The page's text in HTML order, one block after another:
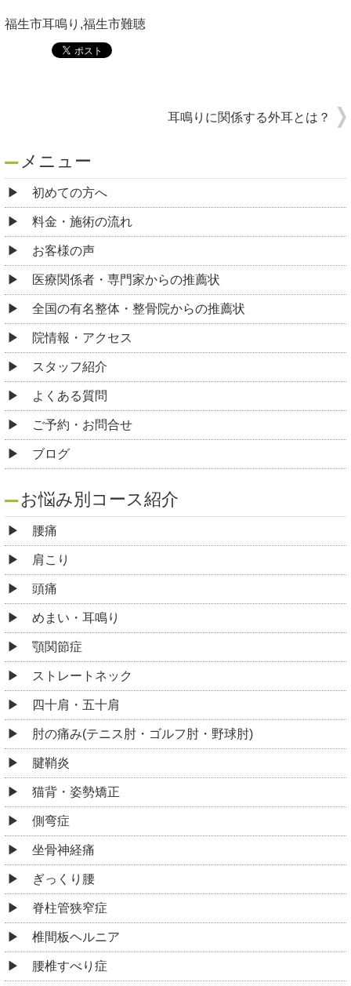
福生市耳鳴り,福生市難聴
耳鳴りに関係する外耳とは？
メニュー
初めての方へ
料金・施術の流れ
お客様の声
医療関係者・専門家からの推薦状
全国の有名整体・整骨院からの推薦状
院情報・アクセス
スタッフ紹介
よくある質問
ご予約・お問合せ
ブログ
お悩み別コース紹介
腰痛
肩こり
頭痛
めまい・耳鳴り
顎関節症
ストレートネック
四十肩・五十肩
肘の痛み(テニス肘・ゴルフ肘・野球肘)
腱鞘炎
猫背・姿勢矯正
側弯症
坐骨神経痛
ぎっくり腰
脊柱管狭窄症
椎間板ヘルニア
腰椎すべり症